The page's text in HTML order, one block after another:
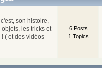
son histoire,
les tricks et
( et des vidéos
6 Posts
1 Topics